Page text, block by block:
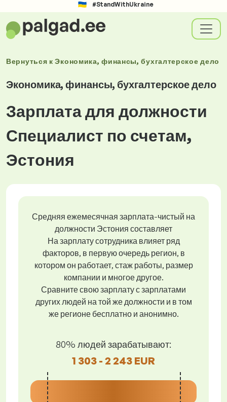
#StandWithUkraine
Вернуться кЭкономика, финансы, бухгалтерское дело
Экономика, финансы, бухгалтерское дело
Зарплата для должности
Специалист по счетам,
Эстония
Средняя ежемесячная зарплата-чистый на
должности Эстония составляет
На зарплату сотрудника влияет ряд
факторов, в первую очередь регион, в
котором он работает, стаж работы, размер
компании и многое другое.
Сравните свою зарплату с зарплатами
других людей на той же должности и в том
же регионе бесплатно и анонимно.
80% людей зарабатывают:
1 303 - 2 243 EUR